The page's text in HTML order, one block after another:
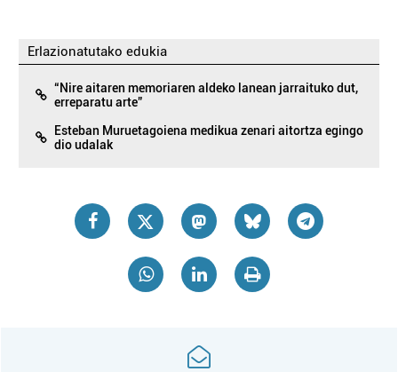
Erlazionatutako edukia
“Nire aitaren memoriaren aldeko lanean jarraituko dut,
erreparatu arte”
Esteban Muruetagoiena medikua zenari aitortza egingo
dio udalak